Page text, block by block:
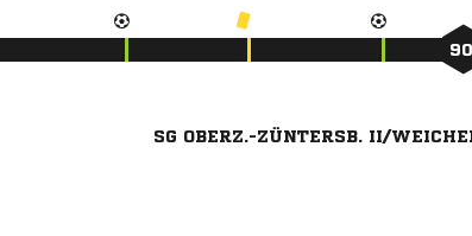
SG OBERZ.-ZÜNTERSB. II/